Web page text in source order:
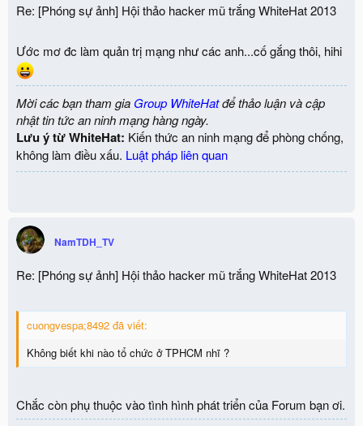
Re: [Phóng sự ảnh] Hội thảo hacker mũ trắng WhiteHat 2013
Ước mơ đc làm quản trị mạng như các anh...cố gắng thôi, hihi
Mời các bạn tham gia Group WhiteHatđể thảo luận và cập
nhật tin tức an ninh mạng hàng ngày.
Lưu ý từ WhiteHat: Kiến thức an ninh mạng để phòng chống,
không làm điều xấu. Luật pháp liên quan
NamTDH_TV
Re: [Phóng sự ảnh] Hội thảo hacker mũ trắng WhiteHat 2013
cuongvespa;8492 đã viết:
Không biết khi nào tổ chức ở TPHCM nhĩ ?
Chắc còn phụ thuộc vào tình hình phát triển của Forum bạn ơi.